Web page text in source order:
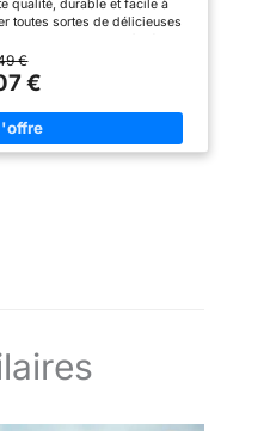
qualité, durable et facile à
toutes sortes de délicieuses
Vous pouvez rapidement
différentes, puis couper les
Épaisseur Réglable : Le
à pâtes fraiche a 7 positions,
d'épaisseur de pâtes
2 Largeurs Possibles : Des
pâtes manuelle Un Cadeau
d'une qualité exceptionnelle
€
€